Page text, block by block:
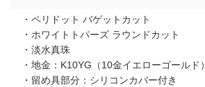
・ペリドット バゲットカット
・ホワイトトパーズ ラウンドカット
・淡水真珠
・地金：K10YG（10金イエローゴールド）
・留め具部分：シリコンカバー付き